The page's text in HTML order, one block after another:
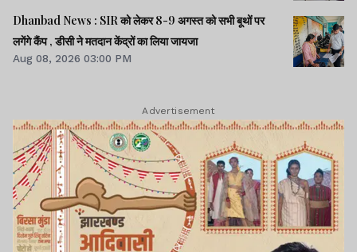
Dhanbad News : SIR को लेकर 8-9 अगस्त को सभी बूथों पर
लगेंगे कैंप , डीसी ने मतदान केंद्रों का लिया जायजा
Aug 08, 2026 03:00 PM
Advertisement